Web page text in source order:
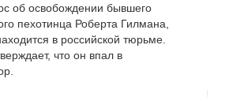
об освобождении бывшего
пехотинца Роберта Гилмана,
в российской тюрьме.
что он впал в